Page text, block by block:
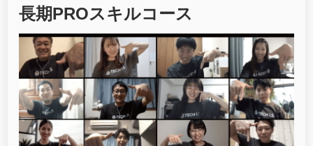
長期PROスキルコース